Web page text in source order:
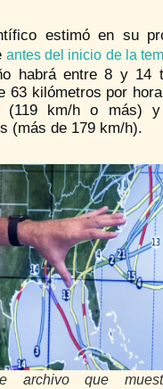
estimó en su
antes del inicio de la
habrá entre 8 y 14
63 kilómetros por
(119 km/h o más)
(más de 179 km/h).
archivo que